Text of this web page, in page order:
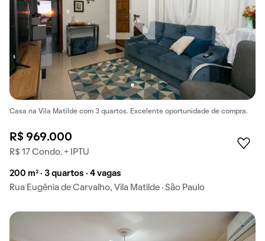
Casa na Vila Matilde com 3 quartos. Excelente oportunidade de compra.
R$ 969.000
R$ 17 Condo. + IPTU
200 m² · 3 quartos · 4 vagas
Rua Eugênia de Carvalho, Vila Matilde · São Paulo